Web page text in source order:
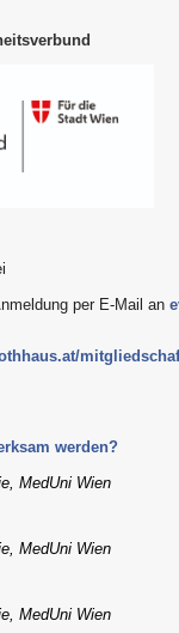
per E-Mail an
werden?
MedUni Wien
MedUni Wien
MedUni Wien